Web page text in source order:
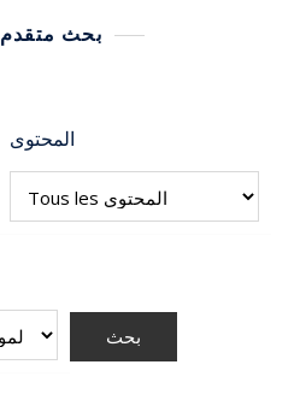
بحث متقدم
المحتوى